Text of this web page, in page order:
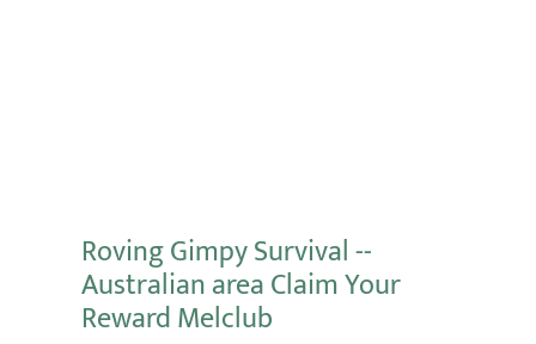
Roving Gimpy Survival --
Australian area Claim Your
Reward Melclub